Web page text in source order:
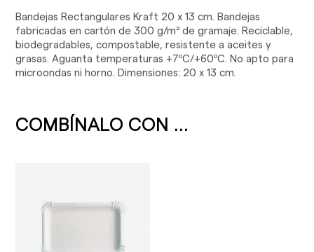
Bandejas Rectangulares Kraft 20 x 13 cm. Bandejas
fabricadas en cartón de 300 g/m² de gramaje. Reciclable,
biodegradables, compostable, resistente a aceites y
grasas. Aguanta temperaturas +7ºC/+60ºC. No apto para
microondas ni horno. Dimensiones: 20 x 13 cm.
COMBÍNALO CON ...